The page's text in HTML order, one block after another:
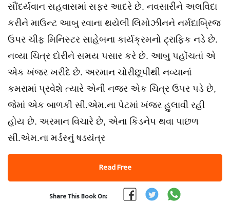
સૌંદર્યવાન સહવાસમાં સફર આદરે છે. નવસારીને અલવિદા
કરીને માઉન્ટ આબુ રવાના થયેલી લિમોઝીનને નર્મદાબ્રિજ
ઉપર ચીફ મિનિસ્ટર સાહેબના કાર્યક્રમનો ટ્રાફિક નડે છે.
નવ્યા ચિત્ર દોરીને સમય પસાર કરે છે. આબુ પહોંચતાં એ
એક ખંજર ખરીદે છે. અરમાન ચોરીછૂપીથી નવ્યાનાં
કમરામાં પ્રવેશે ત્યારે એની નજર એક ચિત્ર ઉપર પડે છે,
જેમાં એક બાળકી સી.એમ.ના પેટમાં ખંજર હુલાવી રહી
હોય છે. અરમાન વિચારે છે, એના કિડનેપ થવા પાછળ
સી.એમ.ના મર્ડરનું ષડયંત્ર
Read Free
Share This Book On: